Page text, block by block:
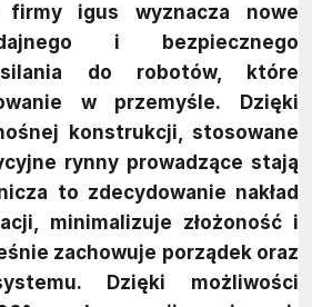
firmy igus wyznacza nowe
i bezpiecznego
do robotów, które
w przemyśle. Dzięki
konstrukcji, stosowane
rynny prowadzące stają
to zdecydowanie nakład
minimalizuje złożoność i
zachowuje porządek oraz
Dzięki możliwości